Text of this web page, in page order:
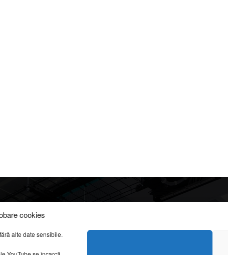
cookies
alte date sensibile.
apreciate
Cele mai